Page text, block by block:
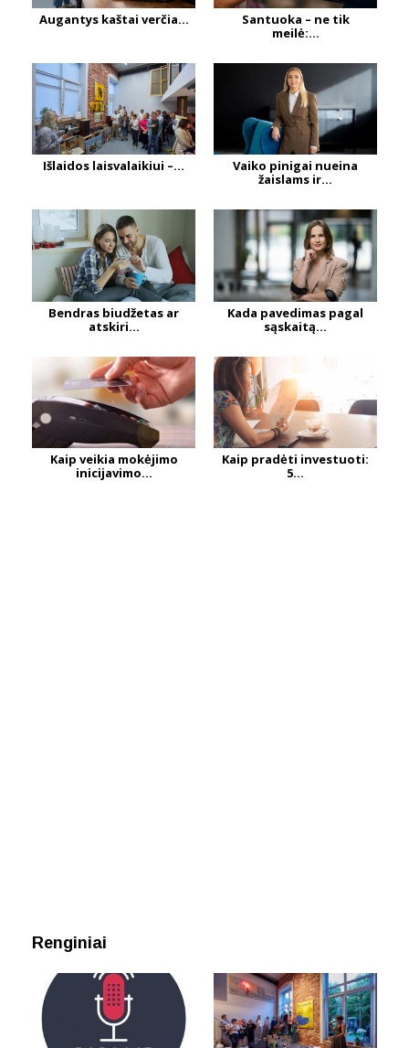
Augantys kaštai verčia...
Santuoka – ne tik
meilė:...
Išlaidos laisvalaikiui –...
Vaiko pinigai nueina
žaislams ir...
Bendras biudžetas ar
atskiri...
Kada pavedimas pagal
sąskaitą...
Kaip veikia mokėjimo
inicijavimo...
Kaip pradėti investuoti:
5...
Renginiai